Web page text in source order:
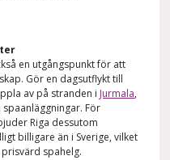
en utgångspunkt för att
Gör en dagsutflykt till
av på stranden i Jurmala,
För
Riga dessutom
billigare än i Sverige, vilket
spahelg.